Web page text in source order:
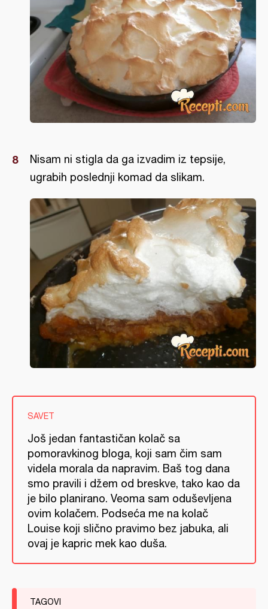
Nisam ni stigla da ga izvadim iz tepsije,
ugrabih poslednji komad da slikam.
SAVET
Još jedan fantastičan kolač sa
pomoravkinog bloga, koji sam čim sam
videla morala da napravim. Baš tog dana
smo pravili i džem od breskve, tako kao da
je bilo planirano. Veoma sam oduševljena
ovim kolačem. Podseća me na kolač
Louise koji slično pravimo bez jabuka, ali
ovaj je kapric mek kao duša.
TAGOVI